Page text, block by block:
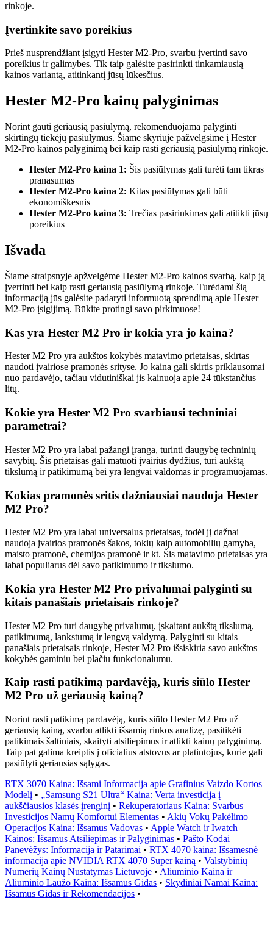
rinkoje.
Įvertinkite savo poreikius
Prieš nusprendžiant įsigyti Hester M2-Pro, svarbu įvertinti savo
poreikius ir galimybes. Tik taip galėsite pasirinkti tinkamiausią
kainos variantą, atitinkantį jūsų lūkesčius.
Hester M2-Pro kainų palyginimas
Norint gauti geriausią pasiūlymą, rekomenduojama palyginti
skirtingų tiekėjų pasiūlymus. Šiame skyriuje pažvelgsime į Hester
M2-Pro kainos palyginimą bei kaip rasti geriausią pasiūlymą rinkoje.
Hester M2-Pro kaina 1: Šis pasiūlymas gali turėti tam tikras
pranasumas
Hester M2-Pro kaina 2: Kitas pasiūlymas gali būti
ekonomiškesnis
Hester M2-Pro kaina 3: Trečias pasirinkimas gali atitikti jūsų
poreikius
Išvada
Šiame straipsnyje apžvelgėme Hester M2-Pro kainos svarbą, kaip ją
įvertinti bei kaip rasti geriausią pasiūlymą rinkoje. Turėdami šią
informaciją jūs galėsite padaryti informuotą sprendimą apie Hester
M2-Pro įsigijimą. Būkite protingi savo pirkimuose!
Kas yra Hester M2 Pro ir kokia yra jo kaina?
Hester M2 Pro yra aukštos kokybės matavimo prietaisas, skirtas
naudoti įvairiose pramonės srityse. Jo kaina gali skirtis priklausomai
nuo pardavėjo, tačiau vidutiniškai jis kainuoja apie 24 tūkstančius
litų.
Kokie yra Hester M2 Pro svarbiausi techniniai
parametrai?
Hester M2 Pro yra labai pažangi įranga, turinti daugybę techninių
savybių. Šis prietaisas gali matuoti įvairius dydžius, turi aukštą
tikslumą ir patikimumą bei yra lengvai valdomas ir programuojamas.
Kokias pramonės sritis dažniausiai naudoja Hester
M2 Pro?
Hester M2 Pro yra labai universalus prietaisas, todėl jį dažnai
naudoja įvairios pramonės šakos, tokių kaip automobilių gamyba,
maisto pramonė, chemijos pramonė ir kt. Šis matavimo prietaisas yra
labai populiarus dėl savo patikimumo ir tikslumo.
Kokia yra Hester M2 Pro privalumai palyginti su
kitais panašiais prietaisais rinkoje?
Hester M2 Pro turi daugybę privalumų, įskaitant aukštą tikslumą,
patikimumą, lankstumą ir lengvą valdymą. Palyginti su kitais
panašiais prietaisais rinkoje, Hester M2 Pro išsiskiria savo aukštos
kokybės gaminiu bei plačiu funkcionalumu.
Kaip rasti patikimą pardavėją, kuris siūlo Hester
M2 Pro už geriausią kainą?
Norint rasti patikimą pardavėją, kuris siūlo Hester M2 Pro už
geriausią kainą, svarbu atlikti išsamią rinkos analizę, pasitikėti
patikimais šaltiniais, skaityti atsiliepimus ir atlikti kainų palyginimą.
Taip pat galima kreiptis į oficialius atstovus ar platintojus, kurie gali
pasiūlyti geriausias sąlygas.
RTX 3070 Kaina: Išsami Informacija apie Grafinius Vaizdo Kortos
Modelį • „Samsung S21 Ultra“ Kaina: Verta investicija į
aukščiausios klasės įrenginį • Rekuperatoriaus Kaina: Svarbus
Investicijos Namų Komfortui Elementas • Akių Vokų Pakėlimo
Operacijos Kaina: Išsamus Vadovas • Apple Watch ir Iwatch
Kainos: Išsamus Atsiliepimas ir Palyginimas • Pašto Kodai
Panevėžys: Informacija ir Patarimai • RTX 4070 kaina: Išsamesnė
informacija apie NVIDIA RTX 4070 Super kainą • Valstybinių
Numerių Kainų Nustatymas Lietuvoje • Aliuminio Kaina ir
Aliuminio Laužo Kaina: Išsamus Gidas • Skydiniai Namai Kaina:
Išsamus Gidas ir Rekomendacijos •